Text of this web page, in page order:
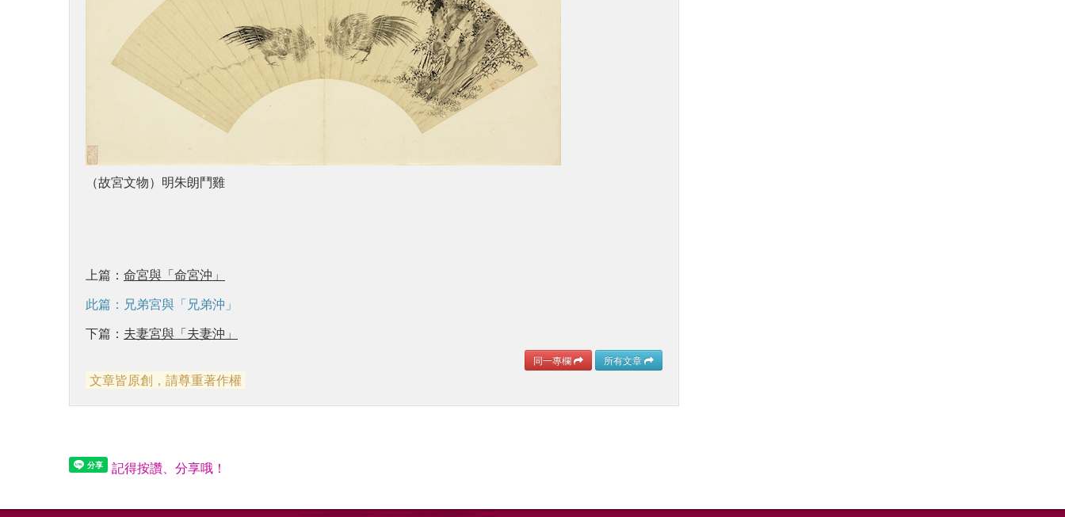
（故宮文物）明朱朗鬥雞
上篇： 命宮與「命宮沖」
此篇：兄弟宮與「兄弟沖」
下篇： 夫妻宮與「夫妻沖」
同一專欄 所有文章
文章皆原創，請尊重著作權
記得按讚、分享哦！